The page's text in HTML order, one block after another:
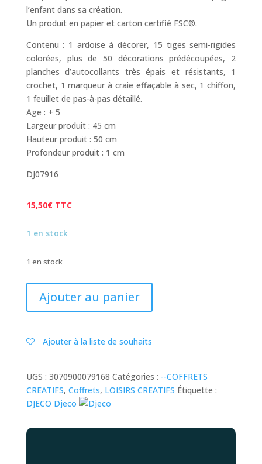
l’enfant dans sa création.
Un produit en papier et carton certifié FSC®.
Contenu : 1 ardoise à décorer, 15 tiges semi-rigides
colorées, plus de 50 décorations prédécoupées, 2
planches d’autocollants très épais et résistants, 1
crochet, 1 marqueur à craie effaçable à sec, 1 chiffon,
1 feuillet de pas-à-pas détaillé.
Age : + 5
Largeur produit : 45 cm
Hauteur produit : 50 cm
Profondeur produit : 1 cm
DJ07916
15,50€ TTC
1 en stock
1 en stock
PANNEAU
:
LES
ETOILES
-
Djeco
Ajouter au panier
Ajouter à la liste de souhaits
UGS : 3070900079168 Catégories : --COFFRETS
CREATIFS, Coffrets, LOISIRS CREATIFS Étiquette :
DJECO Djeco